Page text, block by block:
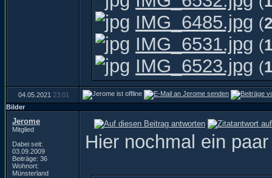
IMG_6485.jpg (
IMG_6531.jpg (
IMG_6523.jpg (
04.05.2021 23:01
Bilder
Jerome
Mitglied
Dabei seit:
03.09.2009
Beiträge: 36
Wohnort:
Münsterland
Hier nochmal ein